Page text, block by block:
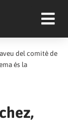
del comitè de
és la